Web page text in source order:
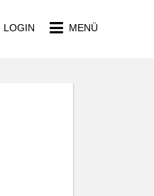
MENÜ
LOGIN